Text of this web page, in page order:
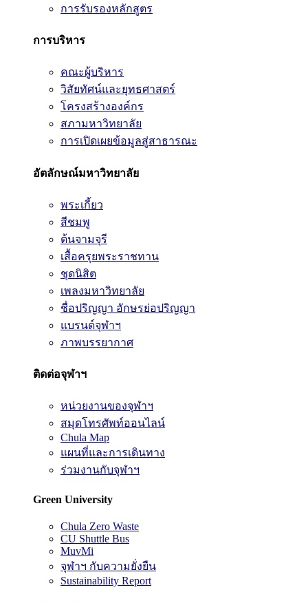
การรับรองหลักสูตร
การบริหาร
คณะผู้บริหาร
วิสัยทัศน์และยุทธศาสตร์
โครงสร้างองค์กร
สภามหาวิทยาลัย
การเปิดเผยข้อมูลสู่สาธารณะ
อัตลักษณ์มหาวิทยาลัย
พระเกี้ยว
สีชมพู
ต้นจามจุรี
เสื้อครุยพระราชทาน
ชุดนิสิต
เพลงมหาวิทยาลัย
ชื่อปริญญา อักษรย่อปริญญา
แบรนด์จุฬาฯ
ภาพบรรยากาศ
ติดต่อจุฬาฯ
หน่วยงานของจุฬาฯ
สมุดโทรศัพท์ออนไลน์
Chula Map
แผนที่และการเดินทาง
ร่วมงานกับจุฬาฯ
Green University
Chula Zero Waste
CU Shuttle Bus
MuvMi
จุฬาฯ กับความยั่งยืน
Sustainability Report